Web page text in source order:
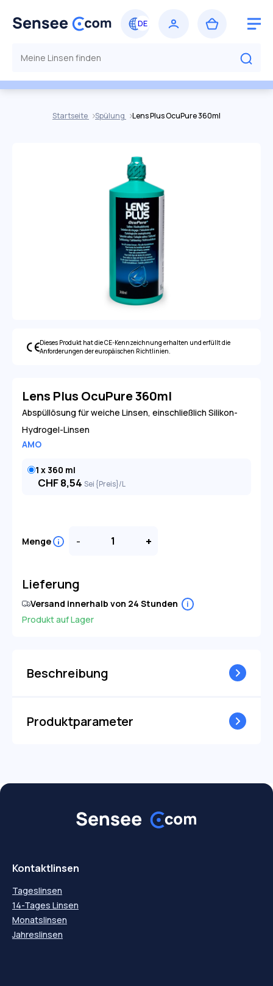
Startseite Spülung Lens Plus OcuPure 360ml
Dieses Produkt hat die CE-Kennzeichnung erhalten und erfüllt die
Anforderungen der europäischen Richtlinien.
Lens Plus OcuPure 360ml
Abspüllösung für weiche Linsen, einschließlich Silikon-
Hydrogel-Linsen
AMO
1 x 360 ml
CHF8,54 Sei {Preis}/L
Menge - +
Lieferung
Produkt auf Lager
Versand innerhalb von 24 Stunden i
Beschreibung
Produktparameter
Kontaktlinsen
Tageslinsen
14-Tages Linsen
Monatslinsen
Jahreslinsen